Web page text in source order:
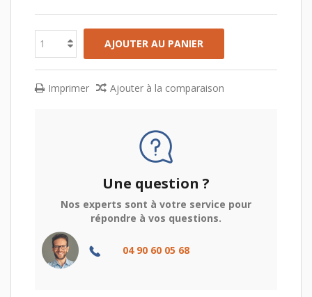
AJOUTER AU PANIER
Imprimer Ajouter à la comparaison
Une question ?
Nos experts sont à votre service pour
répondre à vos questions.
04 90 60 05 68